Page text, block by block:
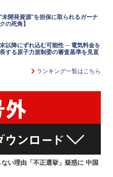
開発資源"を担保に取られるガーナ
の死角】
以降にずれ込む可能性 ─ 電気料金を
する原子力規制委の審査基準を見直
ランキング一覧はこちら
い理由「不正選挙」疑惑に 中国